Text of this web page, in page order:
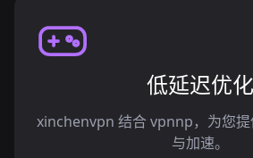
低延迟优化
xinchenvpn 结合 vpnnp，为您提
与加速。